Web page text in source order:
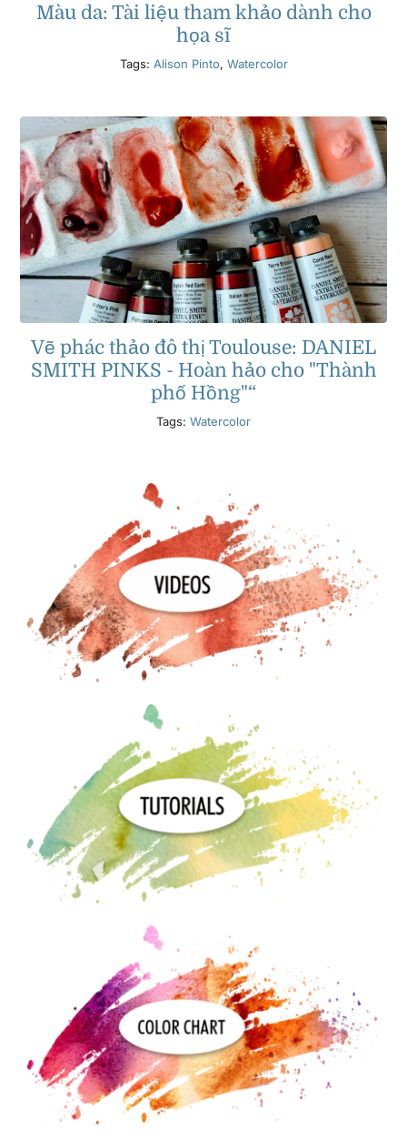
Màu da: Tài liệu tham khảo dành cho
họa sĩ
Tags: Alison Pinto, Watercolor
Vẽ phác thảo đô thị Toulouse: DANIEL
SMITH PINKS - Hoàn hảo cho "Thành
phố Hồng"“
Tags: Watercolor